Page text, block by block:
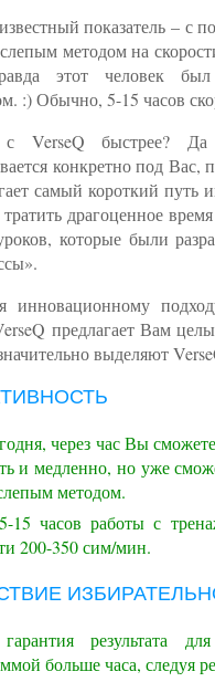
показатель – с
слепым методом на
этот человек
:) Обычно, 5-15 часов
VerseQ быстрее?
конкретно под
самый короткий
тратить драгоценное
которые были
инновационному
предлагает Вам
выделяют
через час Вы
и медленно, но уже
методом.
15 часов работы с
200-350 сим/мин.
результата
больше часа, следуя